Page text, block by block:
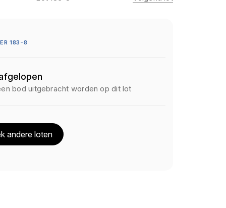
183-8
bod uitgebracht worden op dit lot
andere loten